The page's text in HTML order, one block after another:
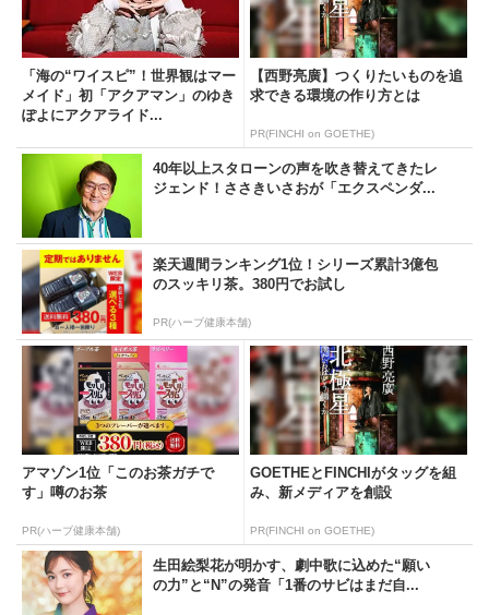
「海の“ワイスピ”！世界観はマー
メイド」初「アクアマン」のゆき
ぽよにアクアライド...
【西野亮廣】つくりたいものを追
求できる環境の作り方とは
PR(FINCHI on GOETHE)
40年以上スタローンの声を吹き替えてきたレ
ジェンド！ささきいさおが「エクスペンダ...
楽天週間ランキング1位！シリーズ累計3億包
のスッキリ茶。380円でお試し
PR(ハーブ健康本舗)
アマゾン1位「このお茶ガチで
す」噂のお茶
PR(ハーブ健康本舗)
GOETHEとFINCHIがタッグを組
み、新メディアを創設
PR(FINCHI on GOETHE)
生田絵梨花が明かす、劇中歌に込めた“願い
の力”と“N”の発音「1番のサビはまだ自...